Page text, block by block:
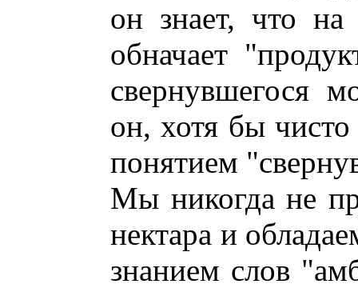
он знает, что на
обначает
свернувшегося
он, хотя бы чисто
понятием
Мы никогда не
нектара и
знанием слов